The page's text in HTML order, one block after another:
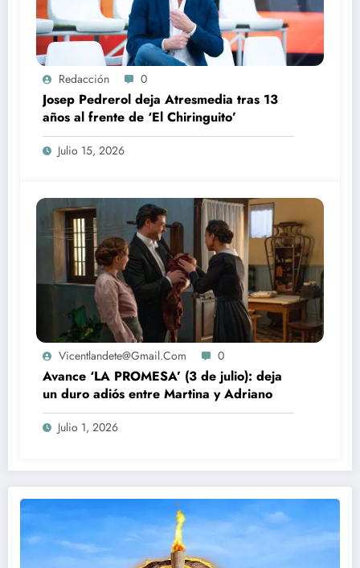
Redacción 0
Josep Pedrerol deja Atresmedia tras 13
años al frente de ‘El Chiringuito’
Julio 15, 2026
Vicentlandete@gmail.com 0
Avance ‘LA PROMESA’ (3 de julio): deja
un duro adiós entre Martina y Adriano
Julio 1, 2026